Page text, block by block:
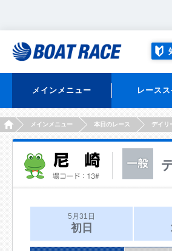
メインメニュー レース
HOMEメインメニュー 本日のレース デイリ
5月31日
初日